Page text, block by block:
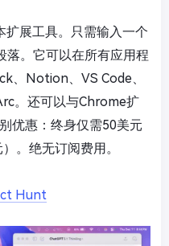
扩展工具。只需输入一个
落。它可以在所有应用程
、Notion、VS Code、
。还可以与Chrome扩
优惠：终身仅需50美元
。绝无订阅费用。
Hunt